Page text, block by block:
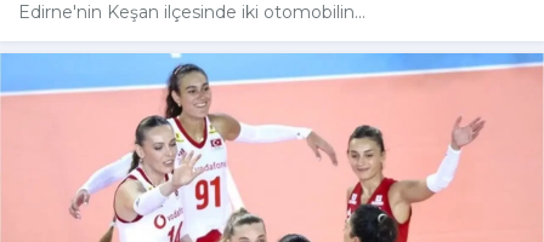
Edirne'nin Keşan ilçesinde iki otomobilin...